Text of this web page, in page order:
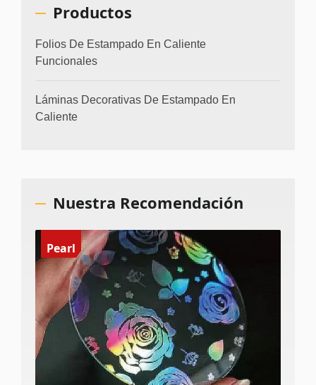
Productos
Folios De Estampado En Caliente
Funcionales
Láminas Decorativas De Estampado En
Caliente
Nuestra Recomendación
Pearl